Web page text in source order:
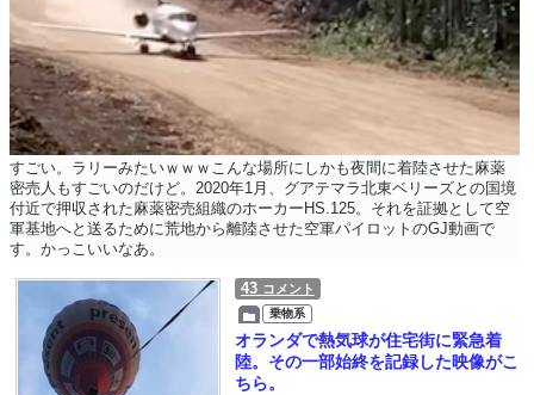
すごい。ラリーみたいｗｗｗこんな場所にしかも夜間に着陸させた麻薬
密売人もすごいのだけど。2020年1月、グアテマラ北東ベリーズとの国境
付近で押収された麻薬密売組織のホーカーHS.125。それを証拠として空
軍基地へと送るために荒地から離陸させた空軍パイロットのGJ動画で
す。かっこいいなあ。
43 コメント
乗物系
オランダで熱気球が住宅街に緊急着
陸。その一部始終を記録した映像がこ
ちら。